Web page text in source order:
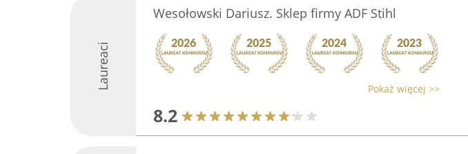
Laureaci
Wesołowski Dariusz. Sklep firmy ADF Stihl
Pokaż więcej >>
8.2